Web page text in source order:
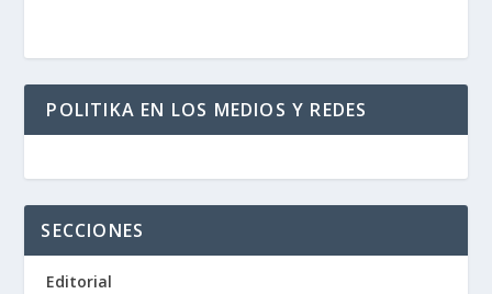
POLITIKA EN LOS MEDIOS Y REDES
SECCIONES
Editorial